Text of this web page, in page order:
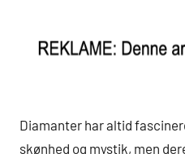
Diamanter har altid
skønhed og mystik, men